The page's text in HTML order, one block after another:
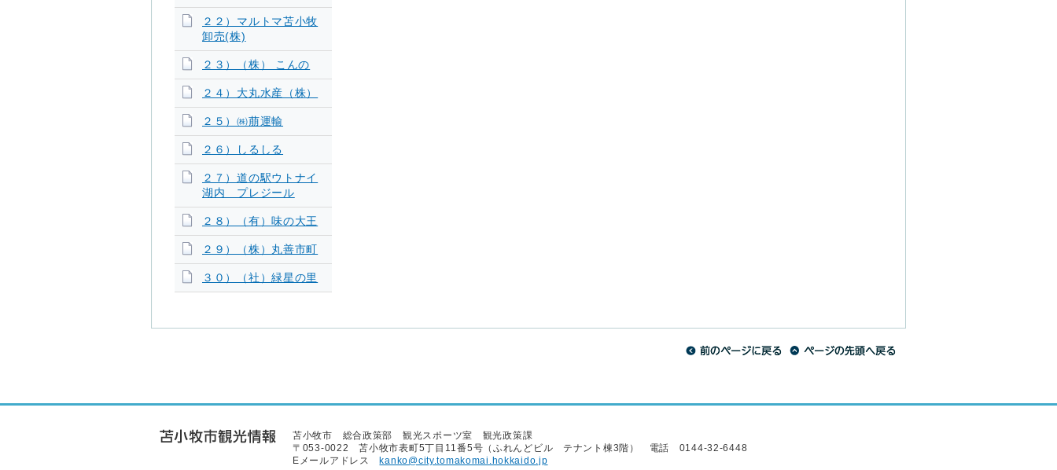
２２）マルトマ苫小牧
卸売(株)
２３）（株） こんの
２４）大丸水産（株）
２５）㈱萠運輸
２６）しるしる
２７）道の駅ウトナイ
湖内 プレジール
２８）（有）味の大王
２９）（株）丸善市町
３０）（社）緑星の里
苫小牧市 総合政策部 観光スポーツ室 観光政策課
〒053-0022 苫小牧市表町5丁目11番5号（ふれんどビル テナント棟3階） 電話 0144-32-6448
Eメールアドレス kanko@city.tomakomai.hokkaido.jp